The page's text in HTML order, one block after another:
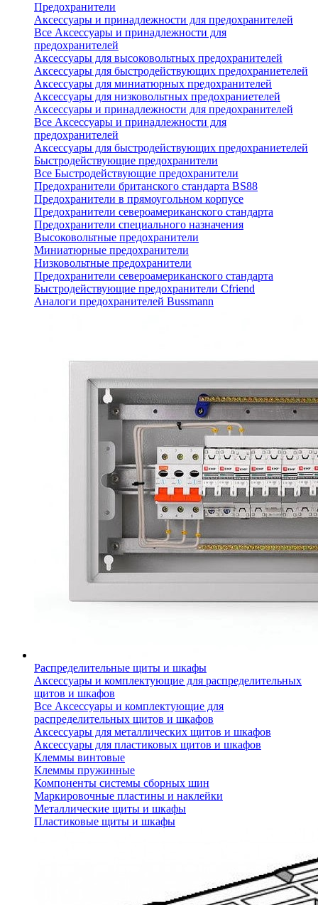
Предохранители
Аксессуары и принадлежности для предохранителей
Все Аксессуары и принадлежности для
предохранителей
Аксессуары для высоковольтных предохранителей
Аксессуары для быстродействующих предохраниетелей
Аксессуары для миниатюрных предохранителей
Аксессуары для низковольтных предохраниетелей
Аксессуары и принадлежности для предохранителей
Все Аксессуары и принадлежности для
предохранителей
Аксессуары для быстродействующих предохраниетелей
Быстродействующие предохранители
Все Быстродействующие предохранители
Предохранители британского стандарта BS88
Предохранители в прямоугольном корпусе
Предохранители североамериканского стандарта
Предохранители специального назначения
Высоковольтные предохранители
Миниатюрные предохранители
Низковольтные предохранители
Предохранители североамериканского стандарта
Быстродействующие предохранители Cfriend
Аналоги предохранителей Bussmann
Распределительные щиты и шкафы
Аксессуары и комплектующие для распределительных
щитов и шкафов
Все Аксессуары и комплектующие для
распределительных щитов и шкафов
Аксессуары для металлических щитов и шкафов
Аксессуары для пластиковых щитов и шкафов
Клеммы винтовые
Клеммы пружинные
Компоненты системы сборных шин
Маркировочные пластины и наклейки
Металлические щиты и шкафы
Пластиковые щиты и шкафы